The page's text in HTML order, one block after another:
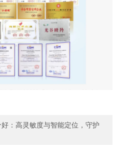
：高灵敏度与智能定位，守护